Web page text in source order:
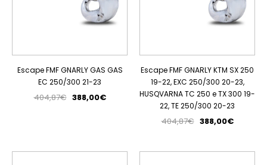
Escape FMF GNARLY GAS GAS
EC 250/300 21-23
404,87€ 388,00€
Escape FMF GNARLY KTM SX 250
19-22, EXC 250/300 20-23,
HUSQVARNA TC 250 e TX 300 19-
22, TE 250/300 20-23
404,87€ 388,00€